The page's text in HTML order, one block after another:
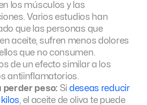
los músculos y las
Varios estudios han
que las personas que
aceite, sufren menos dolores
que no consumen.
de un efecto similar a los
antiinflamatorios.
perder peso: Si deseas reducir
, el aceite de oliva te puede